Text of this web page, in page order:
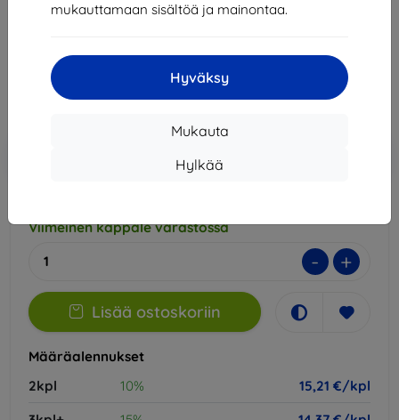
mukauttamaan sisältöä ja mainontaa.
Hyväksy
Mukauta
Hylkää
Honor Magic7 Lite
15,21 €
Hinta ilman ALV:tä12,27 €
Viimeinen kappale varastossa
- +
Lisää ostoskoriin
Määräalennukset
2kpl
10%
15,21 €/kpl